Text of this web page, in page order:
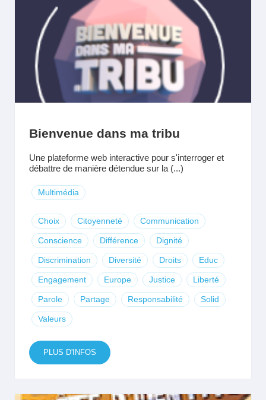
Bienvenue dans ma tribu
Une plateforme web interactive pour s'interroger et
débattre de manière détendue sur la (...)
Multimédia
Choix Citoyenneté Communication
Conscience Différence Dignité
Discrimination Diversité Droits Educ
Engagement Europe Justice Liberté
Parole Partage Responsabilité Solid
Valeurs
PLUS D'INFOS